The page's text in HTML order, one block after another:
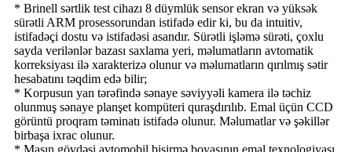
* Brinell sərtlik test cihazı 8 düymlük sensor ekran və yüksək
sürətli ARM prosessorundan istifadə edir ki, bu da intuitiv,
istifadəçi dostu və istifadəsi asandır. Sürətli işləmə sürəti, çoxlu
sayda verilənlər bazası saxlama yeri, məlumatların avtomatik
korreksiyası ilə xarakterizə olunur və məlumatların qırılmış sətir
hesabatını təqdim edə bilir;
* Korpusun yan tərəfində sənaye səviyyəli kamera ilə təchiz
olunmuş sənaye planşet kompüteri quraşdırılıb. Emal üçün CCD
görüntü proqram təminatı istifadə olunur. Məlumatlar və şəkillər
birbaşa ixrac olunur.
* Maşın gövdəsi avtomobil bişirmə boyasının emal texnologiyası